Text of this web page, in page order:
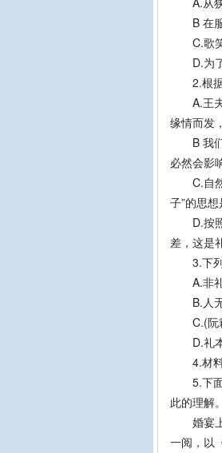
B 在服
C.歌笑
D.为了
2.根据
A.王夫
缘情而发
B 我们
必然会影
C.自然
子”的思想
D.按照
差，这是
3.下列
A.非礼
B.人无
C.(阮籍
D.礼本
4.材料
5.下面
此的理解
婚宴上
一阅，以